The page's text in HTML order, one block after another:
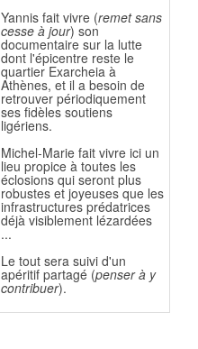
Yannis fait vivre (remet sans
cesse à jour) son
documentaire sur la lutte
dont l'épicentre reste le
quartier Exarcheia à
Athènes, et il a besoin de
retrouver périodiquement
ses fidèles soutiens
ligériens.
Michel-Marie fait vivre ici un
lieu propice à toutes les
éclosions qui seront plus
robustes et joyeuses que les
infrastructures prédatrices
déjà visiblement lézardées
...
Le tout sera suivi d'un
apéritif partagé (penser à y
contribuer).